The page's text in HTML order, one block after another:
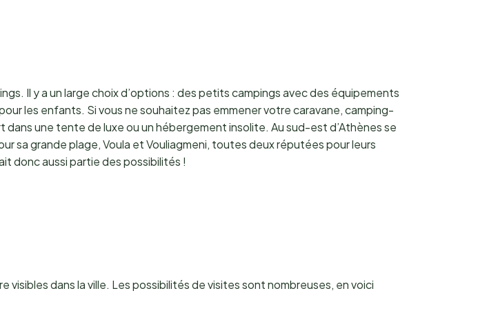
Il y a un large choix d’options : des petits campings avec des équipements
les enfants. Si vous ne souhaitez pas emmener votre caravane, camping-
une tente de luxe ou un hébergement insolite. Au sud-est d’Athènes se
sa grande plage, Voula et Vouliagmeni, toutes deux réputées pour leurs
donc aussi partie des possibilités !
dans la ville. Les possibilités de visites sont nombreuses, en voici